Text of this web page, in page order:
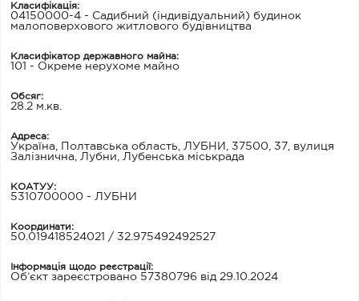
Класифікація:
04150000-4 - Садибний (індивідуальний) будинок
малоповерхового житлового будівництва
Класифікатор державного майна:
101 - Окреме нерухоме майно
Обсяг:
28.2 м.кв.
Адреса:
Україна, Полтавська область, ЛУБНИ, 37500, 37, вулиця
Залізнична, Лубни, Лубенська міськрада
КОАТУУ:
5310700000 - ЛУБНИ
Координати:
50.019418524021 / 32.975492492527
Інформація щодо реєстрації:
Об’єкт зареєстровано 57380796 від 29.10.2024